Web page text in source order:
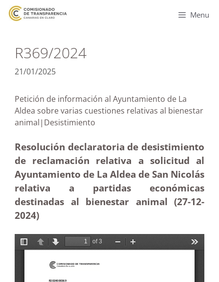
Menu
R369/2024
21/01/2025
Petición de información al Ayuntamiento de La
Aldea sobre varias cuestiones relativas al bienestar
animal|Desistimiento
Resolución declaratoria de desistimiento
de reclamación relativa a solicitud al
Ayuntamiento de La Aldea de San Nicolás
relativa a partidas económicas
destinadas al bienestar animal (27-12-
2024)